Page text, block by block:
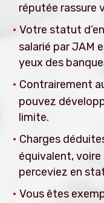
réputée rassure
Votre statut
salarié par JAM
yeux des
Contrairement
pouvez
limite.
Charges
équivalent, voire
perceviez en
Vous êtes